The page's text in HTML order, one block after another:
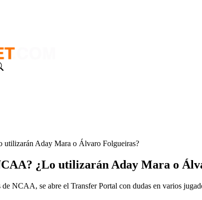
utilizarán Aday Mara o Álvaro Folgueiras?
¿Lo utilizarán Aday Mara o
NCAA, se abre el Transfer Portal con dudas en varios